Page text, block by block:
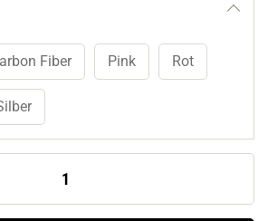
Fiber Pink Rot